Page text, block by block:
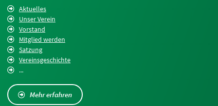
Aktuelles
Unser Verein
Vorstand
Mitglied werden
Satzung
Vereinsgeschichte
...
Mehr erfahren